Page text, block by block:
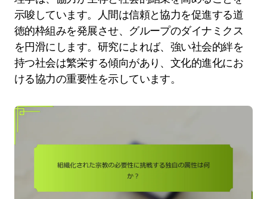
示唆しています。人間は信頼と協力を促進する道
徳的枠組みを発展させ、グループのダイナミクス
を円滑にします。研究によれば、強い社会的絆を
持つ社会は繁栄する傾向があり、文化的進化にお
ける協力の重要性を示しています。